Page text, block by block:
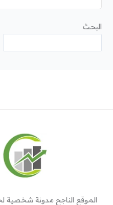
البحث
الموقع الناجح مدونة شخصية